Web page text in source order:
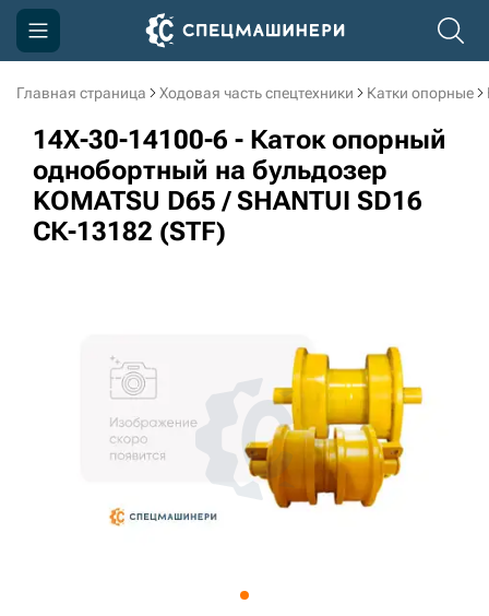
Главная страница Ходовая часть спецтехники Катки опорные
14X-30-14100-6 - Каток опорный
однобортный на бульдозер
KOMATSU D65 / SHANTUI SD16
СК-13182 (STF)
Компания
Акции
Доставка и оплата
Информация
3D тур по складам
sksale@skdst.ru
+7 (499) 394-50-93